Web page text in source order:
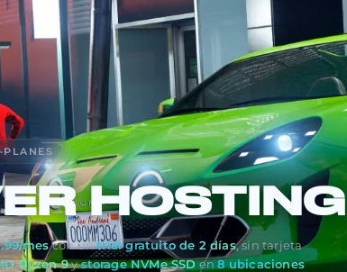
PLANES
HOSTING
mescon untrial gratuito de 2 días, sin tarjeta
Ryzen 9ystorage NVMe SSDen8 ubicaciones